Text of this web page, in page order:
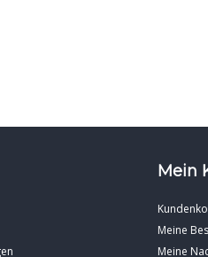
Mein
Meine
Meine